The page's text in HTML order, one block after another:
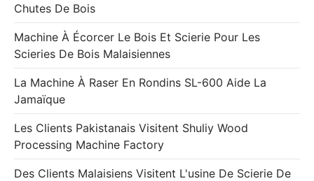
Chutes De Bois
Machine À Écorcer Le Bois Et Scierie Pour Les
Scieries De Bois Malaisiennes
La Machine À Raser En Rondins SL-600 Aide La
Jamaïque
Les Clients Pakistanais Visitent Shuliy Wood
Processing Machine Factory
Des Clients Malaisiens Visitent L'usine De Scierie De